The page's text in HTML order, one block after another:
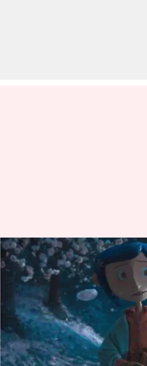
'Coraline' hingga
animasi terbaik
menulis Dec 14, 2023 11:29
Apa ceritanya
Dari petualangan